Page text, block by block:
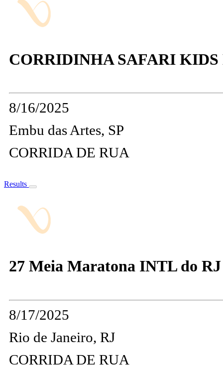
CORRIDINHA SAFARI KIDS
8/16/2025
Embu das Artes, SP
CORRIDA DE RUA
Results
27 Meia Maratona INTL do
8/17/2025
Rio de Janeiro, RJ
CORRIDA DE RUA